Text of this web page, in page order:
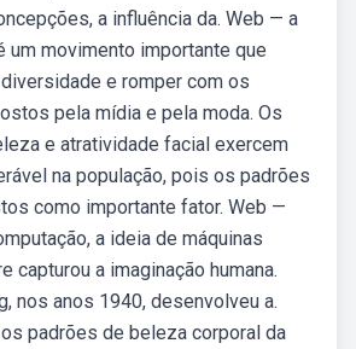
a influência da. Web — a
um movimento importante que
e romper com os
pela mídia e pela moda. Os
e atratividade facial exercem
na população, pois os padrões
como importante fator. Web —
a ideia de máquinas
capturou a imaginação humana.
nos anos 1940, desenvolveu a.
padrões de beleza corporal da